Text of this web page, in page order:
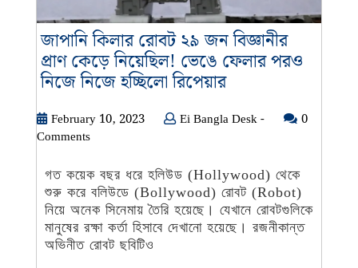
জাপানি কিলার রোবট ২৯ জন বিজ্ঞানীর
প্রাণ কেড়ে নিয়েছিল! ভেঙে ফেলার পরও
নিজে নিজে হচ্ছিলো রিপেয়ারজাপানি
রোবট
বিজ্ঞানীর
প্রাণ
কেড়ে
February 10, 2023FebruaryEi Bangla Desk -Ei
-
0
Comments
গত কয়েক বছর ধরে হলিউড (Hollywood) থেকে
শুরু করে বলিউডে (Bollywood) রোবট (Robot)
নিয়ে অনেক সিনেমায় তৈরি হয়েছে। যেখানে রোবটগুলিকে
মানুষের রক্ষা কর্তা হিসাবে দেখানো হয়েছে। রজনীকান্ত
অভিনীত রোবট ছবিটিও